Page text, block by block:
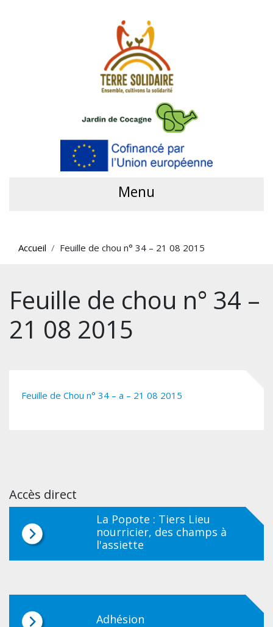
Menu
Accueil Feuille de chou n° 34 – 21 08 2015
Feuille de chou n° 34 –
21 08 2015
Feuille de Chou n° 34 – a – 21 08 2015
Accès direct
La Popote : Tiers Lieu
nourricier, des champs à
l'assiette
Adhésion